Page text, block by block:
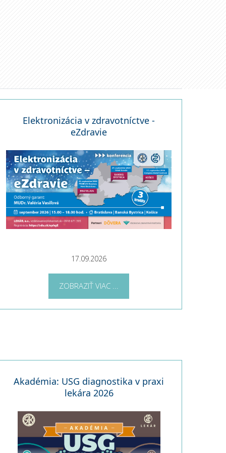
Elektronizácia v zdravotníctve -
eZdravie
17.09.2026
ZOBRAZIŤ VIAC ...
Akadémia: USG diagnostika v praxi
lekára 2026